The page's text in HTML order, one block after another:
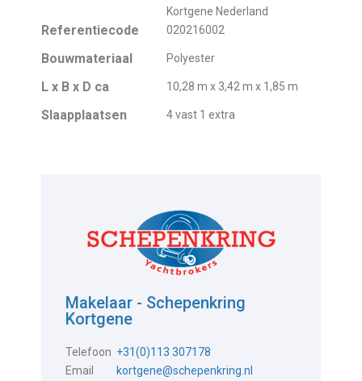
Kortgene Nederland
Referentiecode 020216002
Bouwmateriaal Polyester
L x B x D ca 10,28 m x 3,42 m x 1,85 m
Slaapplaatsen 4 vast 1 extra
Makelaar - Schepenkring
Kortgene
Telefoon +31(0)113 307178
Email
kortgene@schepenkring.nl